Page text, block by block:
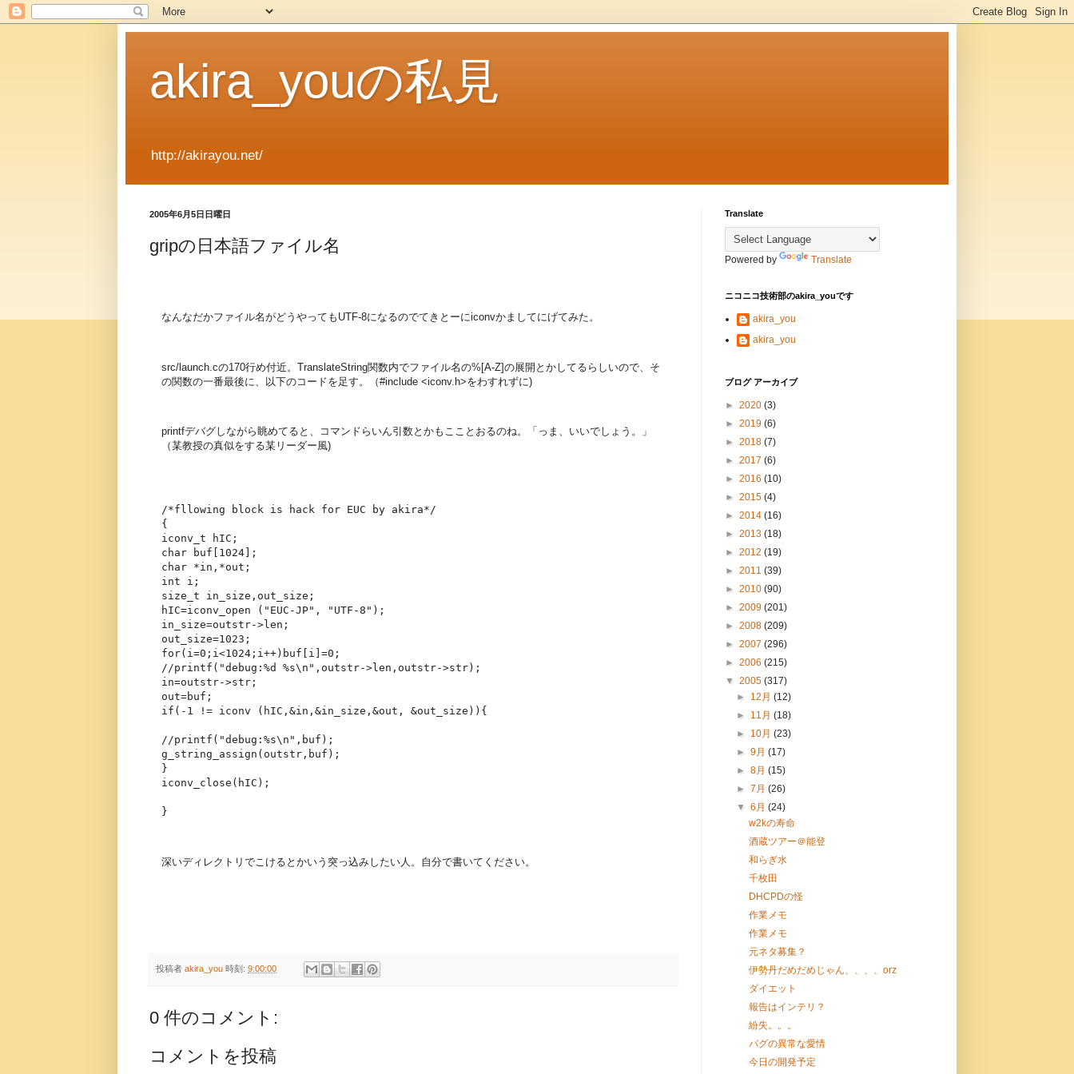
akira_youの私見
http://akirayou.net/
2005年6月5日日曜日
gripの日本語ファイル名
なんなだかファイル名がどうやってもUTF-8になるのでてきとーにiconvかましてにげてみた。
src/launch.cの170行め付近。TranslateString関数内でファイル名の%[A-Z]の展開とかしてるらしいので、そ
の関数の一番最後に、以下のコードを足す。（#include <iconv.h>をわすれずに)
printfデバグしながら眺めてると、コマンドらいん引数とかもこことおるのね。「っま、いいでしょう。」
（某教授の真似をする某リーダー風)
/*fllowing block is hack for EUC by akira*/
{
iconv_t hIC;
char buf[1024];
char *in,*out;
int i;
size_t in_size,out_size;
hIC=iconv_open ("EUC-JP", "UTF-8");
in_size=outstr->len;
out_size=1023;
for(i=0;i<1024;i++)buf[i]=0;
//printf("debug:%d %s\n",outstr->len,outstr->str);
in=outstr->str;
out=buf;
if(-1 != iconv (hIC,&in,&in_size,&out, &out_size)){
//printf("debug:%s\n",buf);
g_string_assign(outstr,buf);
}
iconv_close(hIC);
}
深いディレクトリでこけるとかいう突っ込みしたい人。自分で書いてください。
投稿者 akira_you 時刻: 9:00:00
0 件のコメント:
コメントを投稿
Translate
Powered by Translate
ニコニコ技術部のakira_youです
akira_you
akira_you
ブログ アーカイブ
► 2020 (3)
► 2019 (6)
► 2018 (7)
► 2017 (6)
► 2016 (10)
► 2015 (4)
► 2014 (16)
► 2013 (18)
► 2012 (19)
► 2011 (39)
► 2010 (90)
► 2009 (201)
► 2008 (209)
► 2007 (296)
► 2006 (215)
▼ 2005 (317)
► 12月(12)
► 11月(18)
► 10月(23)
►9月(17)
►8月(15)
►7月(26)
▼6月(24)
w2kの寿命
酒蔵ツアー＠能登
和らぎ水
千枚田
DHCPDの怪
作業メモ
作業メモ
元ネタ募集？
伊勢丹だめだめじゃん、、、、orz
ダイエット
報告はインテリ？
紛失。。。
バグの異常な愛情
今日の開発予定